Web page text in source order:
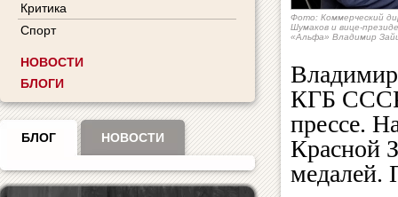
Критика
Спорт
НОВОСТИ
БЛОГИ
БЛОГ НОВОСТИ
Фото: Коммерческий
Шумаков и вице-
«Альфа» Владимир
КГБ
прессе.
Красной
медалей.